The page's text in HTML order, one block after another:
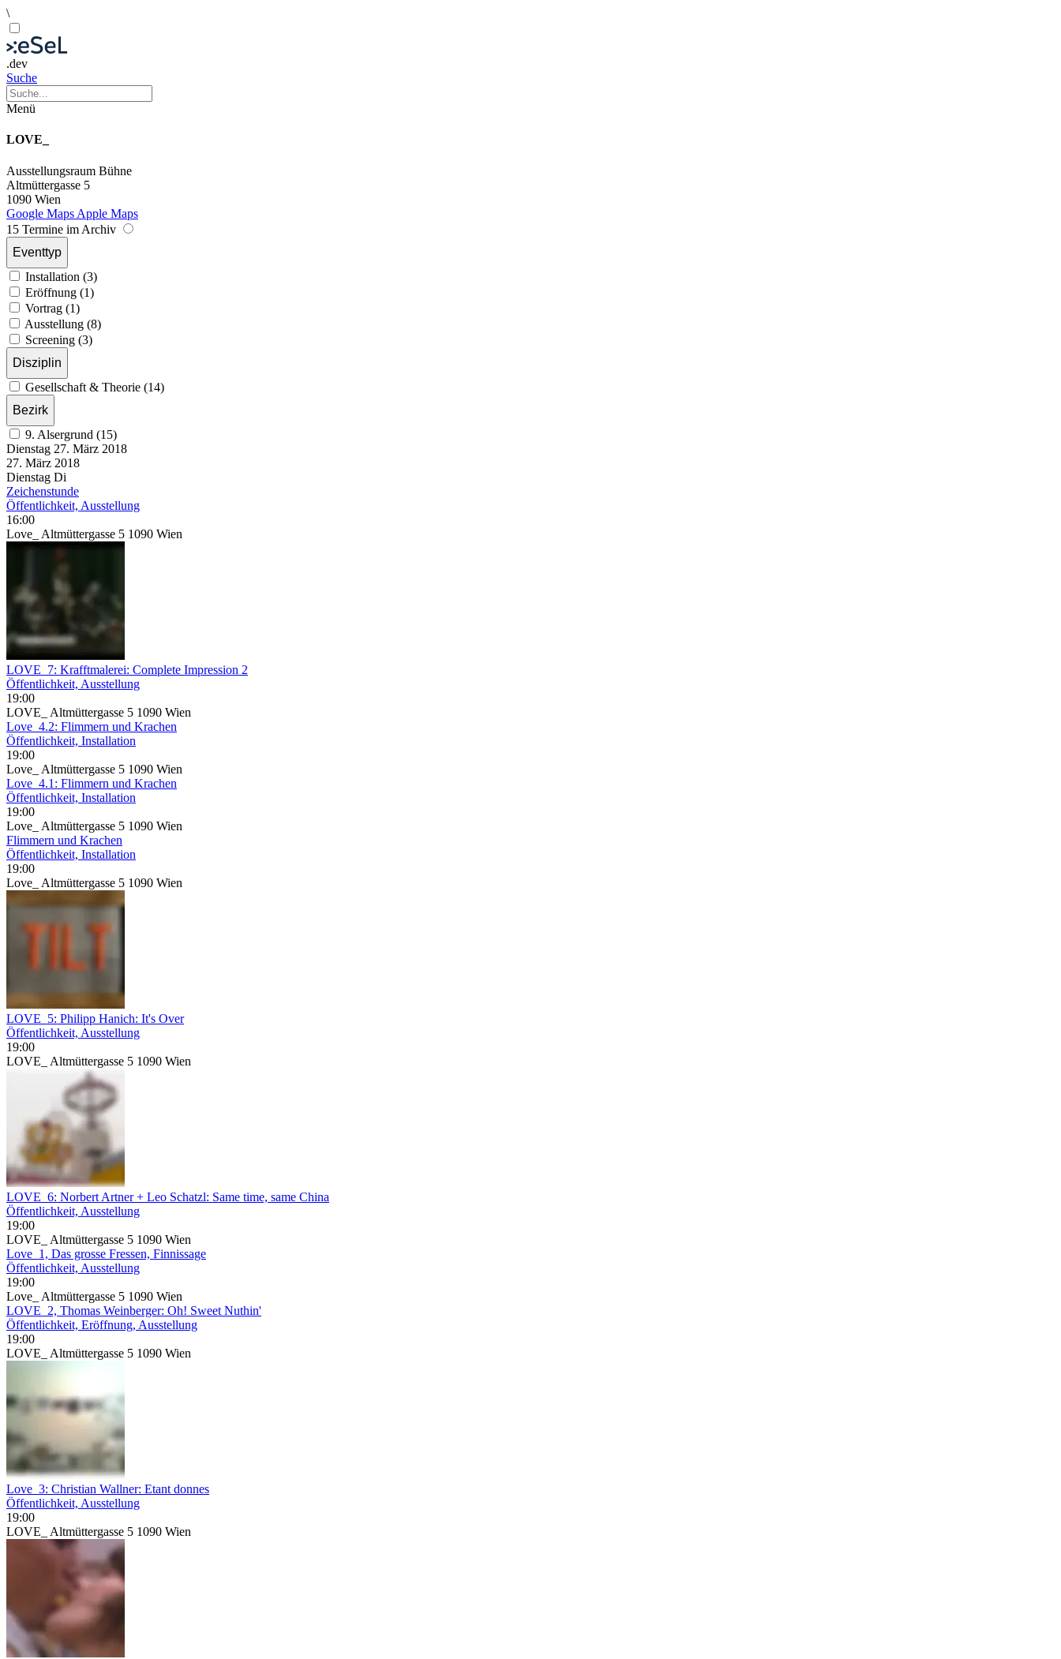
\
.dev
Suche
Menü
LOVE_
Ausstellungsraum Bühne
Altmüttergasse 5
1090 Wien
Google Maps Apple Maps
15 Termine im Archiv
Eventtyp
Installation (3)
Eröffnung (1)
Vortrag (1)
Ausstellung (8)
Screening (3)
Disziplin
Gesellschaft & Theorie (14)
Bezirk
9. Alsergrund (15)
Dienstag 27. März 2018
27. März 2018
Dienstag Di
Zeichenstunde
Öffentlichkeit, Ausstellung
16:00
Love_ Altmüttergasse 5 1090 Wien
LOVE_7: Krafftmalerei: Complete Impression 2
Öffentlichkeit, Ausstellung
19:00
LOVE_ Altmüttergasse 5 1090 Wien
Love_4.2: Flimmern und Krachen
Öffentlichkeit, Installation
19:00
Love_ Altmüttergasse 5 1090 Wien
Love_4.1: Flimmern und Krachen
Öffentlichkeit, Installation
19:00
Love_ Altmüttergasse 5 1090 Wien
Flimmern und Krachen
Öffentlichkeit, Installation
19:00
Love_ Altmüttergasse 5 1090 Wien
LOVE_5: Philipp Hanich: It's Over
Öffentlichkeit, Ausstellung
19:00
LOVE_ Altmüttergasse 5 1090 Wien
LOVE_6: Norbert Artner + Leo Schatzl: Same time, same China
Öffentlichkeit, Ausstellung
19:00
LOVE_ Altmüttergasse 5 1090 Wien
Love_1, Das grosse Fressen, Finnissage
Öffentlichkeit, Ausstellung
19:00
Love_ Altmüttergasse 5 1090 Wien
LOVE_2, Thomas Weinberger: Oh! Sweet Nuthin'
Öffentlichkeit, Eröffnung, Ausstellung
19:00
LOVE_ Altmüttergasse 5 1090 Wien
Love_3: Christian Wallner: Etant donnes
Öffentlichkeit, Ausstellung
19:00
LOVE_ Altmüttergasse 5 1090 Wien